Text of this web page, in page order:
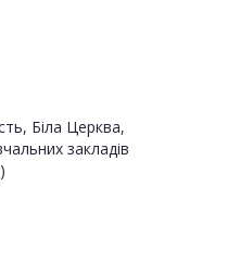
Біла Церква,
закладів